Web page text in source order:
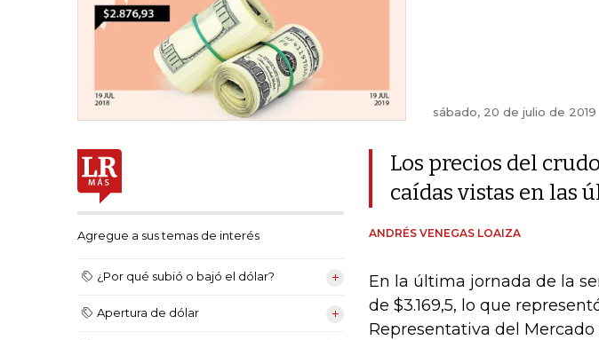
sábado, 20 de julio de 2019
Agregue a sus temas de interés
¿Por qué subió o bajó el dólar?
Apertura de dólar
Los precios del
caídas vistas en las
ANDRÉS VENEGAS LOAIZA
En la última jornada de la
de $3.169,5, lo que
Representativa del Mercado